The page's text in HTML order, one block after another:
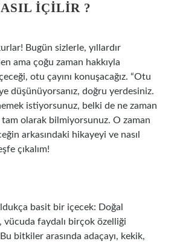
IÇILIR ?
Bugün sizlerle, yıllardır
ama çoğu zaman hakkıyla
otu çayını konuşacağız. “Otu
düşünüyorsanız, doğru yerdesiniz.
istiyorsunuz, belki de ne zaman
olarak bilmiyorsunuz. O zaman
arkasındaki hikayeyi ve nasıl
çıkalım!
basit bir içecek: Doğal
vücuda faydalı birçok özelliği
bitkiler arasında adaçayı, kekik,